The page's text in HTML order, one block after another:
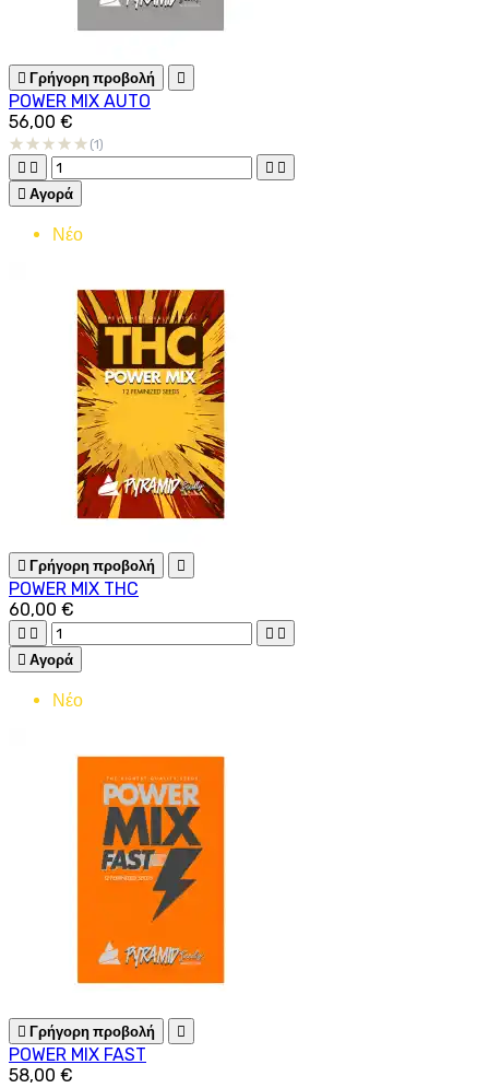
 Γρήγορη προβολή 
POWER MIX AUTO
56,00 €
(1)
   
 Αγορά
Νέο
 Γρήγορη προβολή 
POWER MIX THC
60,00 €
   
 Αγορά
Νέο
 Γρήγορη προβολή 
POWER MIX FAST
58,00 €